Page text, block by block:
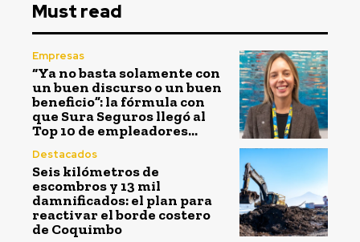
Must read
Empresas
“Ya no basta solamente con
un buen discurso o un buen
beneficio”: la fórmula con
que Sura Seguros llegó al
Top 10 de empleadores...
Destacados
Seis kilómetros de
escombros y 13 mil
damnificados: el plan para
reactivar el borde costero
de Coquimbo